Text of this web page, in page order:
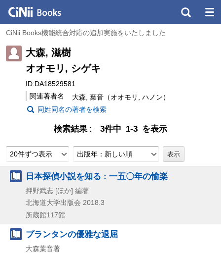
CiNii Books機能統合対応の追加実施をいたしました
大森, 滋樹
オオモリ, シゲキ
ID:DA18529581
関連著者名
大森, 葉音（オオモリ, ハノン）
同姓同名の著者を検索
検索結果 3件中 1-3 を表示
20件ずつ表示 出版年：新しい順
日本探偵小説を知る : 一五〇年の愉楽
押野武志 [ほか] 編著
北海道大学出版会 2018.3
所蔵館117館
プランタンの優雅な退屈
大森葉音著